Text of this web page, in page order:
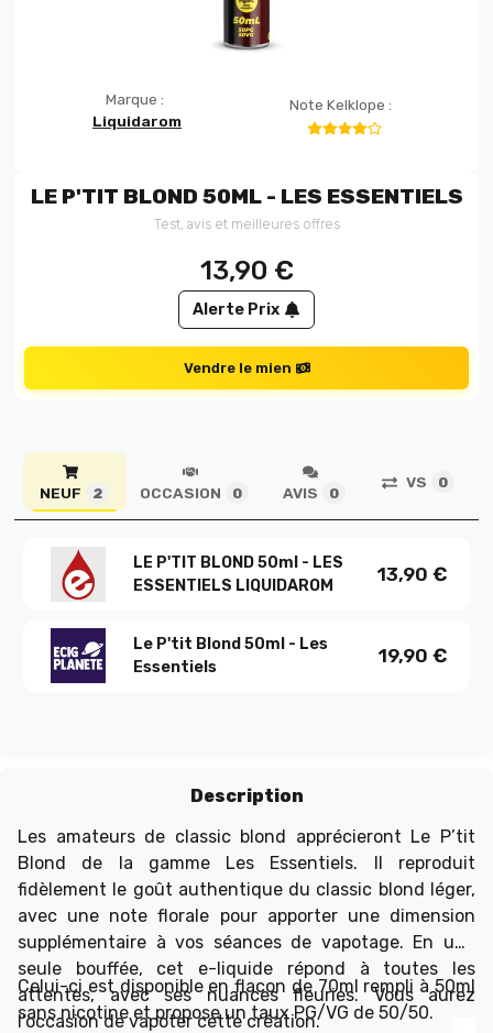
Marque :
Liquidarom
Note Kelklope :
LE P'TIT BLOND 50ML - LES ESSENTIELS
Test, avis et meilleures offres
13,90 €
Alerte Prix
Vendre le mien
NEUF 2 OCCASION 0 AVIS 0
VS 0
LE P'TIT BLOND 50ml - LES
ESSENTIELS LIQUIDAROM
13,90 €
Le P'tit Blond 50ml - Les
Essentiels
19,90 €
Description
Les amateurs de classic blond apprécieront Le P’tit
Blond de la gamme Les Essentiels. Il reproduit
fidèlement le goût authentique du classic blond léger,
avec une note florale pour apporter une dimension
supplémentaire à vos séances de vapotage. En une
seule bouffée, cet e-liquide répond à toutes les
attentes, avec ses nuances fleuries. Vous aurez
l’occasion de vapoter cette création.
Celui-ci est disponible en flacon de 70ml rempli à 50ml
sans nicotine et propose un taux PG/VG de 50/50.